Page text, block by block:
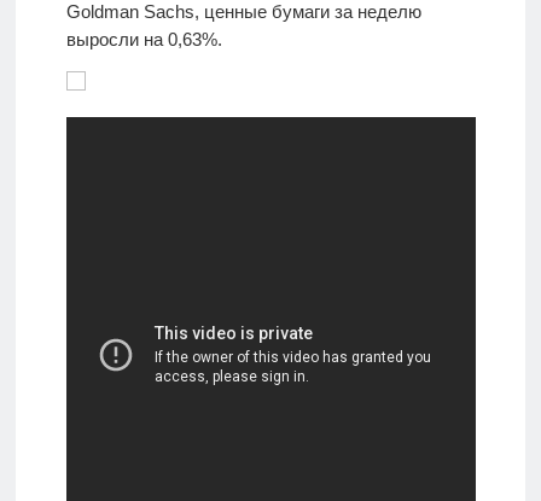
Goldman Sachs, ценные бумаги за неделю
выросли на0,63%.